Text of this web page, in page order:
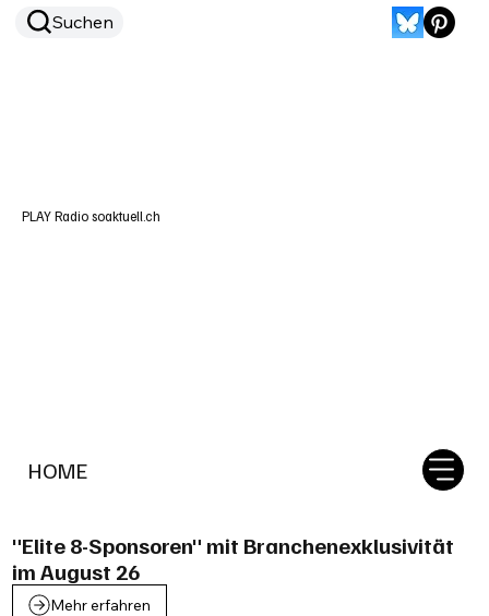
HOME
Suchen
PLAY Radio soaktuell.ch
"Elite 8-Sponsoren" mit Branchenexklusivität
im August 26
Mehr erfahren